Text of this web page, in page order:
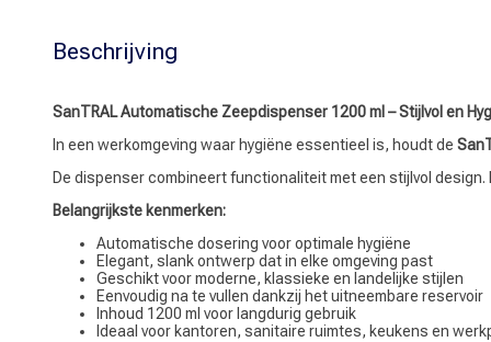
Beschrijving
SanTRAL Automatische Zeepdispenser 1200 ml – Stijlvol en
In een werkomgeving waar hygiëne essentieel is, houdt de
De dispenser combineert functionaliteit met een stijlvol
Belangrijkste kenmerken:
Automatische dosering voor optimale hygiëne
Elegant, slank ontwerp dat in elke omgeving past
Geschikt voor moderne, klassieke en landelijke stijlen
Eenvoudig na te vullen dankzij het uitneembare reservoir
Inhoud 1200 ml voor langdurig gebruik
Ideaal voor kantoren, sanitaire ruimtes, keukens en